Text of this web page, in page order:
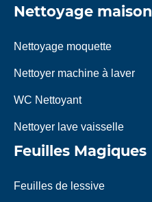
Nettoyage maison
Nettoyage moquette
Nettoyer machine à laver
WC Nettoyant
Nettoyer lave vaisselle
Feuilles Magiques
Feuilles de lessive